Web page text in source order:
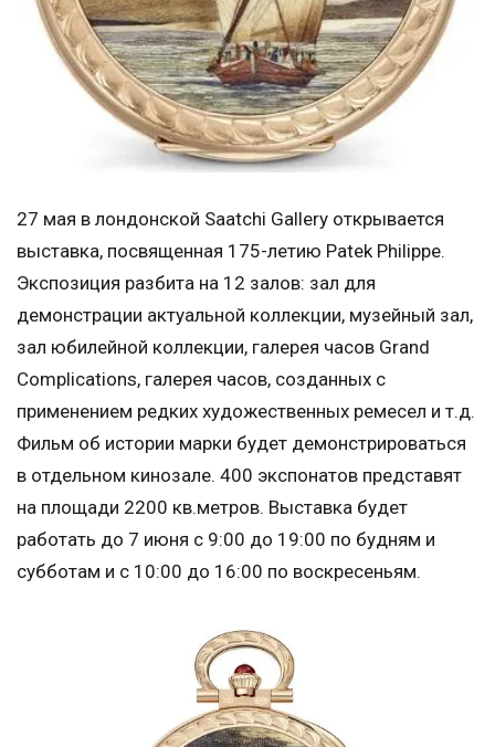
27 мая в лондонской Saatchi Gallery открывается
выставка, посвященная 175-летию Patek Philippe.
Экспозиция разбита на 12 залов: зал для
демонстрации актуальной коллекции, музейный зал,
зал юбилейной коллекции, галерея часов Grand
Complications, галерея часов, созданных с
применением редких художественных ремесел и т.д.
Фильм об истории марки будет демонстрироваться
в отдельном кинозале. 400 экспонатов представят
на площади 2200 кв.метров. Выставка будет
работать до 7 июня с 9:00 до 19:00 по будням и
субботам и с 10:00 до 16:00 по воскресеньям.